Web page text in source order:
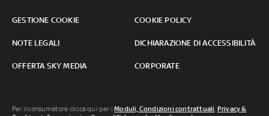
GESTIONE COOKIE COOKIE POLICY
NOTE LEGALI DICHIARAZIONE DI ACCESSIBILITÀ
OFFERTA SKY MEDIA CORPORATE
Per il consumatore clicca qui per iModuli, Condizioni contrattuali Privacy &